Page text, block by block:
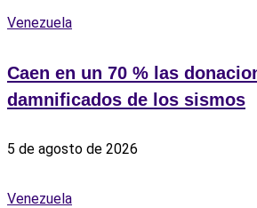
Venezuela
Caen en un 70 % las
damnificados de los sismos
5 de agosto de 2026
Venezuela